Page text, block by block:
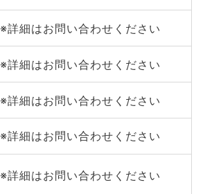
※詳細はお問い合わせください
※詳細はお問い合わせください
※詳細はお問い合わせください
※詳細はお問い合わせください
※詳細はお問い合わせください